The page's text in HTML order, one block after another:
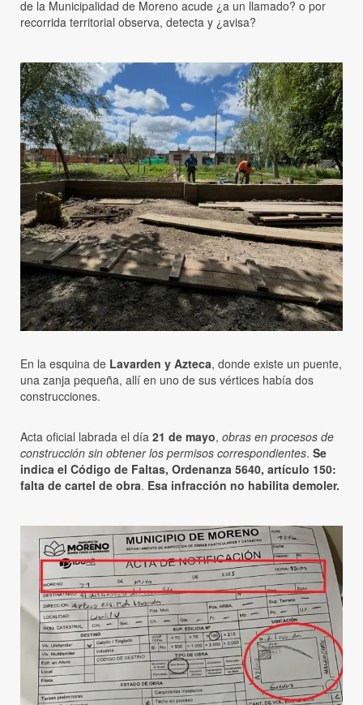
de la Municipalidad de Moreno acude ¿a un llamado? o por
recorrida territorial observa, detecta y ¿avisa?
En la esquina de Lavarden y Azteca, donde existe un puente,
una zanja pequeña, allí en uno de sus vértices había dos
construcciones.
Acta oficial labrada el día 21 de mayo, obras en procesos de
construcción sin obtener los permisos correspondientes. Se
indica el Código de Faltas, Ordenanza 5640, artículo 150:
falta de cartel de obra. Esa infracción no habilita demoler.